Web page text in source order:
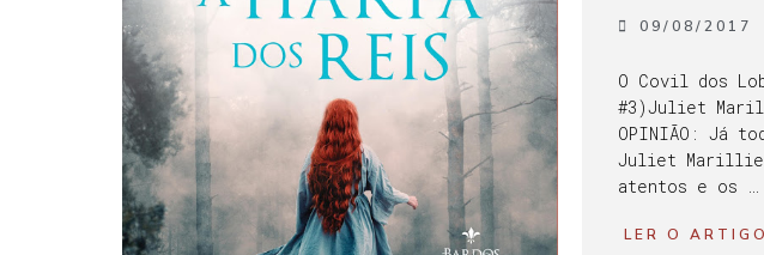
09/08/2017
O Covil dos
#3)Juliet
OPINIÃO: Já
Juliet
atentos e os …
LER O